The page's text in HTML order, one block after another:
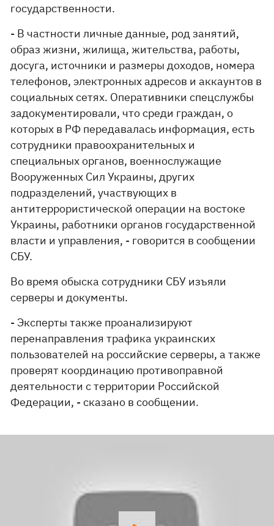
государственности.
- В частности личные данные, род занятий,
образ жизни, жилища, жительства, работы,
досуга, источники и размеры доходов, номера
телефонов, электронных адресов и аккаунтов в
социальных сетях. Оперативники спецслужбы
задокументировали, что среди граждан, о
которых в РФ передавалась информация, есть
сотрудники правоохранительных и
специальных органов, военнослужащие
Вооруженных Сил Украины, других
подразделений, участвующих в
антитеррористической операции на востоке
Украины, работники органов государственной
власти и управления, - говорится в сообщении
СБУ.
Во время обыска сотрудники СБУ изъяли
серверы и документы.
- Эксперты также проанализируют
перенаправления трафика украинских
пользователей на российские серверы, а также
проверят координацию противоправной
деятельности с территории Российской
Федерации, - сказано в сообщении.